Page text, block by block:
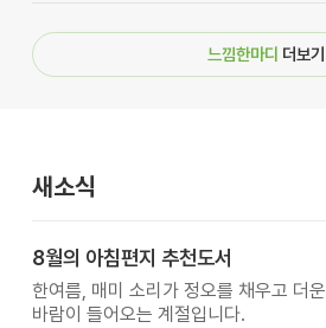
느낌한마디 더보기
새소식
8월의 아침편지 추천도서
한여름, 매미 소리가 정오를 채우고 더운
바람이 들어오는 계절입니다.